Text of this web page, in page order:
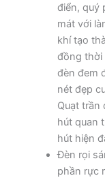
điển, quý
mát với
khí tạo
đồng thời
đèn đem
nét đẹp
Quạt trần
hút quan
hút hiện
Đèn rọi
phần rực